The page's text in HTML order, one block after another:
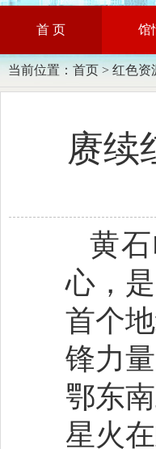
首 页 馆
当前位置： 首页 > 红色资
赓
黄
心，
首个
锋力
鄂东
星火